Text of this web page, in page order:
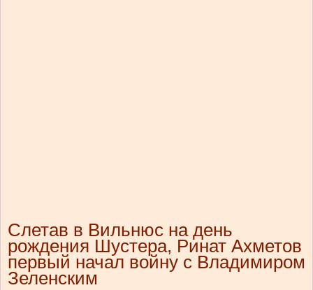
Слетав в Вильнюс на день
рождения Шустера, Ринат Ахметов
первый начал войну с Владимиром
Зеленским